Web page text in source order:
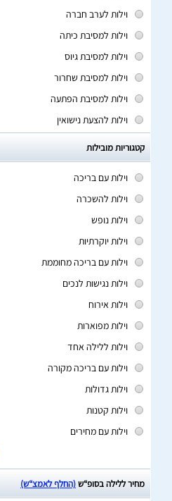
וילות לערב חברה
וילות למסיבת כיתה
וילות למסיבת גיוס
וילות למסיבת שחרור
וילות למסיבת הפתעה
וילות להצעת נישואין
קטגוריות מובילות
וילות עם בריכה
וילות להשכרה
וילות נופש
וילות יוקרתיות
וילות עם בריכה מחוממת
וילות נגישות לנכים
וילות אירוח
וילות מפוארות
וילות ללילה אחד
וילות עם בריכה מקורה
וילות גדולות
וילות קטנות
וילות עם מחירים
מחיר ללילה בסופ“ש(החלף לאמצ“ש)